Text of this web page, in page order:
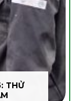
THỬ